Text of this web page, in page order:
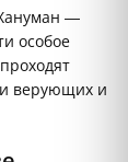
—
особое
верующих и